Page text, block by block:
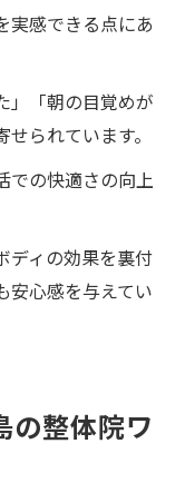
実感できる点にあ
」「朝の目覚めが
られています。
での快適さの向上
ディの効果を裏付
安心感を与えてい
の整体院ワ